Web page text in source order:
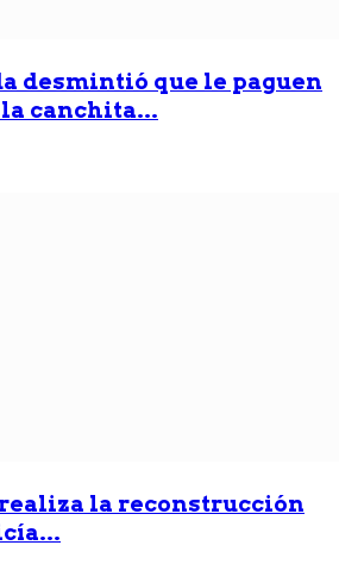
desmintió que le paguen
canchita...
la reconstrucción